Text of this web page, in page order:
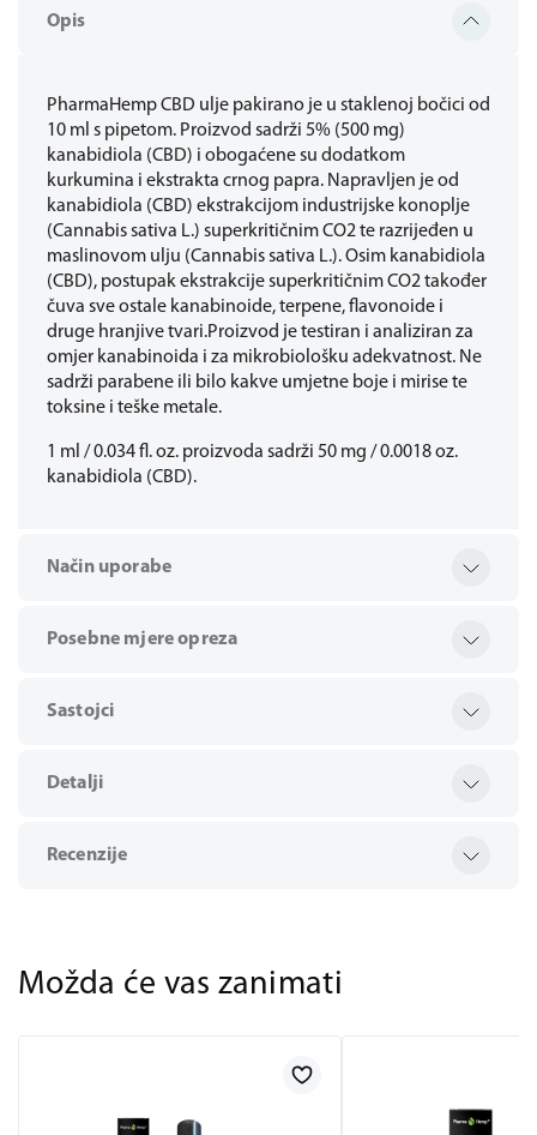
Opis
PharmaHemp CBD ulje pakirano je u staklenoj bočici od
10 ml s pipetom. Proizvod sadrži 5% (500 mg)
kanabidiola (CBD) i obogaćene su dodatkom
kurkumina i ekstrakta crnog papra. Napravljen je od
kanabidiola (CBD) ekstrakcijom industrijske konoplje
(Cannabis sativa L.) superkritičnim CO2 te razrijeđen u
maslinovom ulju (Cannabis sativa L.). Osim kanabidiola
(CBD), postupak ekstrakcije superkritičnim CO2 također
čuva sve ostale kanabinoide, terpene, flavonoide i
druge hranjive tvari.Proizvod je testiran i analiziran za
omjer kanabinoida i za mikrobiološku adekvatnost. Ne
sadrži parabene ili bilo kakve umjetne boje i mirise te
toksine i teške metale.
1 ml / 0.034 fl. oz. proizvoda sadrži 50 mg / 0.0018 oz.
kanabidiola (CBD).
Način uporabe
Posebne mjere opreza
Sastojci
Detalji
Recenzije
Možda će vas zanimati